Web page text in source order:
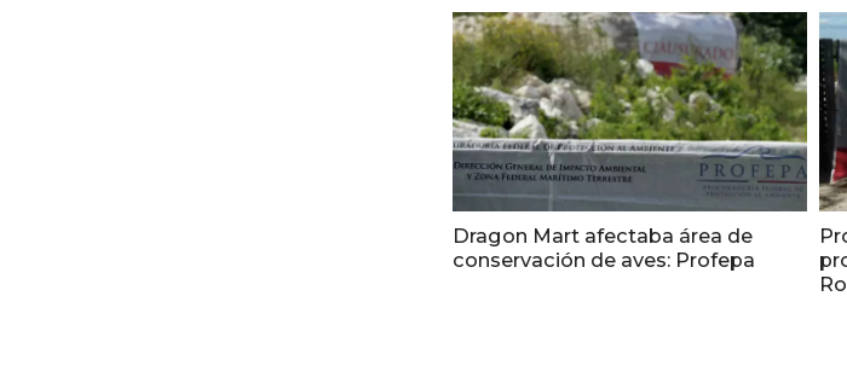
Dragon Mart afectaba área de
conservación de aves: Profepa